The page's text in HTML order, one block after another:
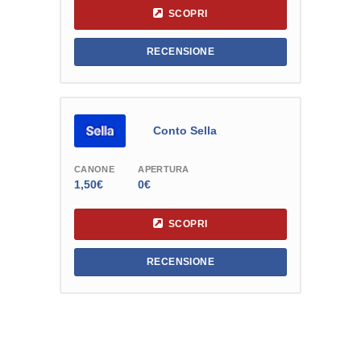
SCOPRI
RECENSIONE
Conto Sella
CANONE
1,50€
APERTURA
0€
SCOPRI
RECENSIONE